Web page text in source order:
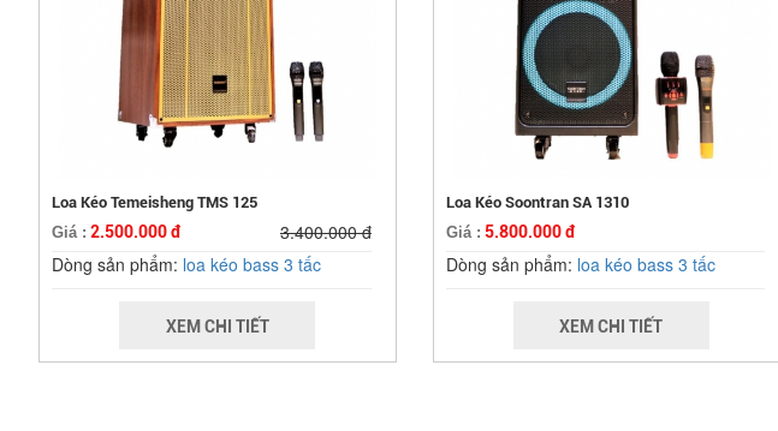
Loa Kéo Temeisheng TMS 125
Giá : 2.500.000 đ 3.400.000 đ
Dòng sản phẩm: loa kéo bass 3 tấc
XEM CHI TIẾT
Loa Kéo Soontran SA 1310
Giá : 5.800.000 đ
Dòng sản phẩm: loa kéo bass 3 tấc
XEM CHI TIẾT